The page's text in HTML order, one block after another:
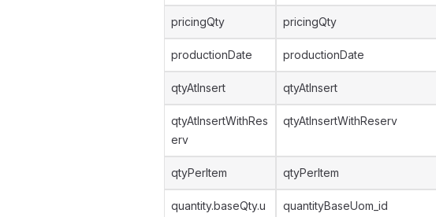
pricingQty pricingQty
productionDate productionDate
qtyAtInsert qtyAtInsert
qtyAtInsertWithRes
erv
qtyAtInsertWithReserv
qtyPerItem qtyPerItem
quantity.baseQty.u
quantityBaseUom_id